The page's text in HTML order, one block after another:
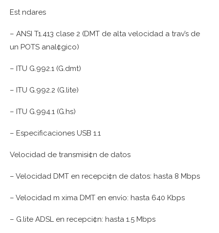
Est ndares
– ANSI T1.413 clase 2 (DMT de alta velocidad a trav’s de
un POTS anal¢gico)
– ITU G.992.1 (G.dmt)
– ITU G.992.2 (G.lite)
– ITU G.994.1 (G.hs)
– Especificaciones USB 1.1
Velocidad de transmisi¢n de datos
– Velocidad DMT en recepci¢n de datos: hasta 8 Mbps
– Velocidad m xima DMT en env¡o: hasta 640 Kbps
– G.lite ADSL en recepci¢n: hasta 1.5 Mbps